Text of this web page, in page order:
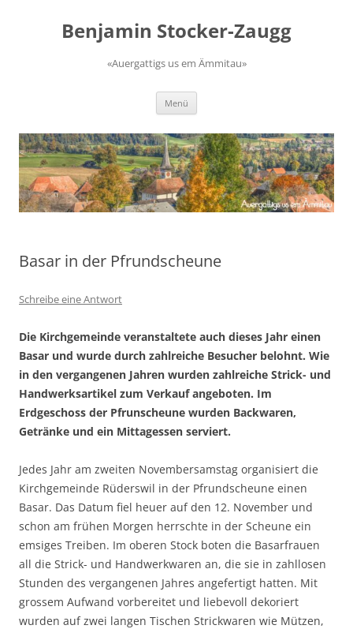
springenBenjamin Stocker-Zaugg
«Auergattigs us em Ämmitau»
Menü
Basar in der Pfrundscheune
Schreibe eine Antwort
Die Kirchgemeinde veranstaltete auch dieses Jahr einen
Basar und wurde durch zahlreiche Besucher belohnt. Wie
in den vergangenen Jahren wurden zahlreiche Strick- und
Handwerksartikel zum Verkauf angeboten. Im
Erdgeschoss der Pfrunscheune wurden Backwaren,
Getränke und ein Mittagessen serviert.
Jedes Jahr am zweiten Novembersamstag organisiert die
Kirchgemeinde Rüderswil in der Pfrundscheune einen
Basar. Das Datum fiel heuer auf den 12. November und
schon am frühen Morgen herrschte in der Scheune ein
emsiges Treiben. Im oberen Stock boten die Basarfrauen
all die Strick- und Handwerkwaren an, die sie in zahllosen
Stunden des vergangenen Jahres angefertigt hatten. Mit
grossem Aufwand vorbereitet und liebevoll dekoriert
wurden auf zwei langen Tischen Strickwaren wie Mützen,